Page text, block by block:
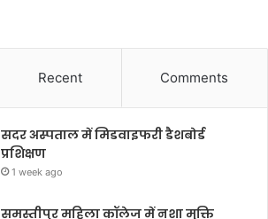
Recent Comments
सदर अस्पताल में मिडवाइफरी डैशबोर्ड
प्रशिक्षण
1 week ago
समस्तीपुर महिला कॉलेज में नशा मुक्ति